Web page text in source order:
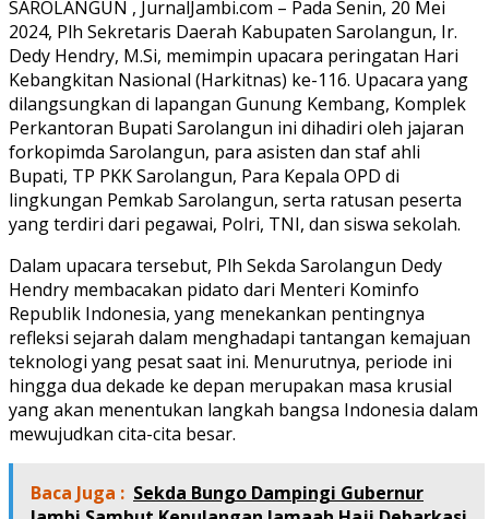
SAROLANGUN , JurnalJambi.com – Pada Senin, 20 Mei
2024, Plh Sekretaris Daerah Kabupaten Sarolangun, Ir.
Dedy Hendry, M.Si, memimpin upacara peringatan Hari
Kebangkitan Nasional (Harkitnas) ke-116. Upacara yang
dilangsungkan di lapangan Gunung Kembang, Komplek
Perkantoran Bupati Sarolangun ini dihadiri oleh jajaran
forkopimda Sarolangun, para asisten dan staf ahli
Bupati, TP PKK Sarolangun, Para Kepala OPD di
lingkungan Pemkab Sarolangun, serta ratusan peserta
yang terdiri dari pegawai, Polri, TNI, dan siswa sekolah.
Dalam upacara tersebut, Plh Sekda Sarolangun Dedy
Hendry membacakan pidato dari Menteri Kominfo
Republik Indonesia, yang menekankan pentingnya
refleksi sejarah dalam menghadapi tantangan kemajuan
teknologi yang pesat saat ini. Menurutnya, periode ini
hingga dua dekade ke depan merupakan masa krusial
yang akan menentukan langkah bangsa Indonesia dalam
mewujudkan cita-cita besar.
Baca Juga : Sekda Bungo Dampingi Gubernur